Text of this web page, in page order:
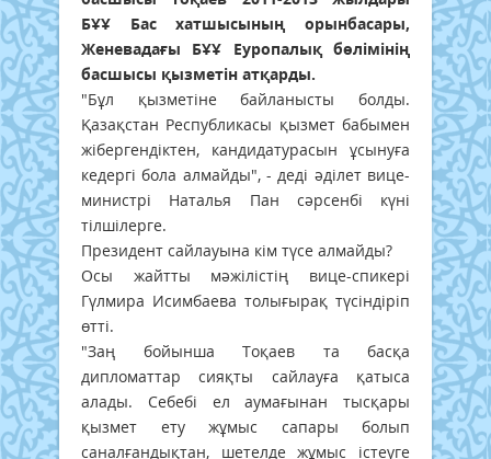
БҰҰ Бас хатшысының орынбасары,
Женевадағы БҰҰ Еуропалық бөлімінің
басшысы қызметін атқарды.
"Бұл қызметіне байланысты болды.
Қазақстан Республикасы қызмет бабымен
жібергендіктен, кандидатурасын ұсынуға
кедергі бола алмайды", - деді әділет вице-
министрі Наталья Пан сәрсенбі күні
тілшілерге.
Президент сайлауына кім түсе алмайды?
Осы жайтты мәжілістің вице-спикері
Гүлмира Исимбаева толығырақ түсіндіріп
өтті.
"Заң бойынша Тоқаев та басқа
дипломаттар сияқты сайлауға қатыса
алады. Себебі ел аумағынан тысқары
қызмет ету жұмыс сапары болып
саналғандықтан, шетелде жұмыс істеуге